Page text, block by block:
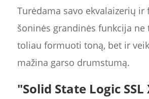
Turėdama savo ekvalaizerių
šoninės grandinės funkcija ne
toliau formuoti toną, bet ir
mažina garso drumstumą.
"Solid State Logic SSL